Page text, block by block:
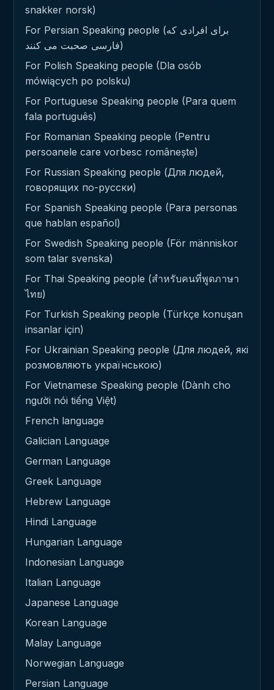
snakker norsk)
For Persian Speaking people (برای افرادی که
فارسی صحبت می کنند)
For Polish Speaking people (Dla osób
mówiących po polsku)
For Portuguese Speaking people (Para quem
fala português)
For Romanian Speaking people (Pentru
persoanele care vorbesc românește)
For Russian Speaking people (Для людей,
говорящих по-русски)
For Spanish Speaking people (Para personas
que hablan español)
For Swedish Speaking people (För människor
som talar svenska)
For Thai Speaking people (สำหรับคนที่พูดภาษา
ไทย)
For Turkish Speaking people (Türkçe konuşan
insanlar için)
For Ukrainian Speaking people (Для людей, які
розмовляють українською)
For Vietnamese Speaking people (Dành cho
người nói tiếng Việt)
French language
Galician Language
German Language
Greek Language
Hebrew Language
Hindi Language
Hungarian Language
Indonesian Language
Italian Language
Japanese Language
Korean Language
Malay Language
Norwegian Language
Persian Language